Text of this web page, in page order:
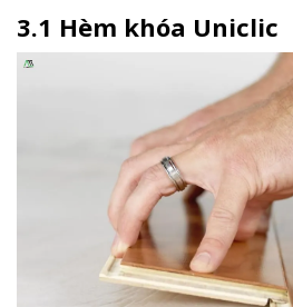
3.1 Hèm khóa Uniclic